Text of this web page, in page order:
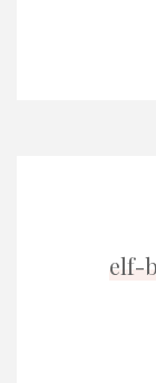
elf-